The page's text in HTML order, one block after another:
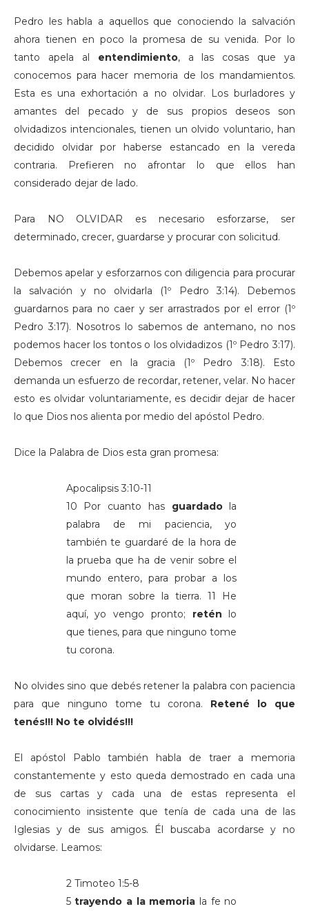
Pedro les habla a aquellos que conociendo la salvación
ahora tienen en poco la promesa de su venida. Por lo
tanto apela al entendimiento, a las cosas que ya
conocemos para hacer memoria de los mandamientos.
Esta es una exhortación a no olvidar. Los burladores y
amantes del pecado y de sus propios deseos son
olvidadizos intencionales, tienen un olvido voluntario, han
decidido olvidar por haberse estancado en la vereda
contraria. Prefieren no afrontar lo que ellos han
considerado dejar de lado.
Para NO OLVIDAR es necesario esforzarse, ser
determinado, crecer, guardarse y procurar con solicitud.
Debemos apelar y esforzarnos con diligencia para procurar
la salvación y no olvidarla (1º Pedro 3:14). Debemos
guardarnos para no caer y ser arrastrados por el error (1º
Pedro 3:17). Nosotros lo sabemos de antemano, no nos
podemos hacer los tontos o los olvidadizos (1º Pedro 3:17).
Debemos crecer en la gracia (1º Pedro 3:18). Esto
demanda un esfuerzo de recordar, retener, velar. No hacer
esto es olvidar voluntariamente, es decidir dejar de hacer
lo que Dios nos alienta por medio del apóstol Pedro.
Dice la Palabra de Dios esta gran promesa:
Apocalipsis 3:10-11
10 Por cuanto has guardadola
palabra de mi paciencia, yo
también te guardaré de la hora de
la prueba que ha de venir sobre el
mundo entero, para probar a los
que moran sobre la tierra. 11 He
aquí, yo vengo pronto; retén lo
que tienes, para que ninguno tome
tu corona.
No olvides sino que debés retener la palabra con paciencia
para que ninguno tome tu corona. Retené lo que
tenés!!! No te olvidés!!!
El apóstol Pablo también habla de traer a memoria
constantemente y esto queda demostrado en cada una
de sus cartas y cada una de estas representa el
conocimiento insistente que tenía de cada una de las
Iglesias y de sus amigos. Él buscaba acordarse y no
olvidarse. Leamos:
2 Timoteo 1:5-8
5trayendo a la memoria la fe no